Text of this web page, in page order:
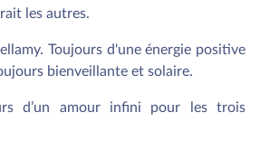
les autres.
Toujours d'une énergie positive
bienveillante et solaire.
d’un amour infini pour les trois